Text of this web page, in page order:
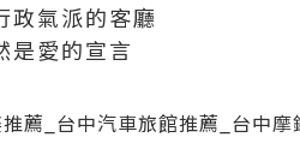
政氣派的客廳
是愛的宣言